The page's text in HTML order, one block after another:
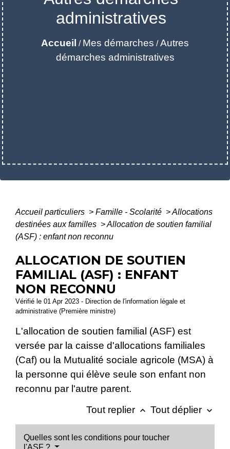
administratives
Accueil / Mes démarches /Autres
démarches administratives
Accueil particuliers > Famille - Scolarité >Allocations
destinées aux familles >Allocation de soutien familial
(ASF) : enfant non reconnu
ALLOCATION DE SOUTIEN
FAMILIAL (ASF) : ENFANT
NON RECONNU
Vérifié le 01 Apr 2023 - Direction de l'information légale et
administrative (Première ministre)
L'allocation de soutien familial (ASF) est
versée par la caisse d'allocations familiales
(Caf) ou la Mutualité sociale agricole (MSA) à
la personne qui élève seule son enfant non
reconnu par l'autre parent.
Tout replier keyboard_arrow_up Tout déplier keyboard_arrow_down
Quelles sont les conditions pour toucher
l'ASF ?